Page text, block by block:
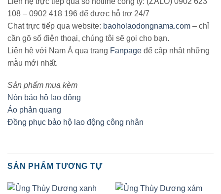
108 – 0902 418 196 để được hỗ trợ 24/7
Chat trực tiếp qua website: baoholaodongnama.com – chỉ
cần gõ số điện thoại, chúng tôi sẽ gọi cho bạn.
Liên hệ với Nam Á qua trang Fanpage để cập nhật những
mẫu mới nhất.
Sản phẩm mua kèm
Nón bảo hộ lao động
Áo phản quang
Đồng phục bảo hộ lao động công nhân
SẢN PHẨM TƯƠNG TỰ